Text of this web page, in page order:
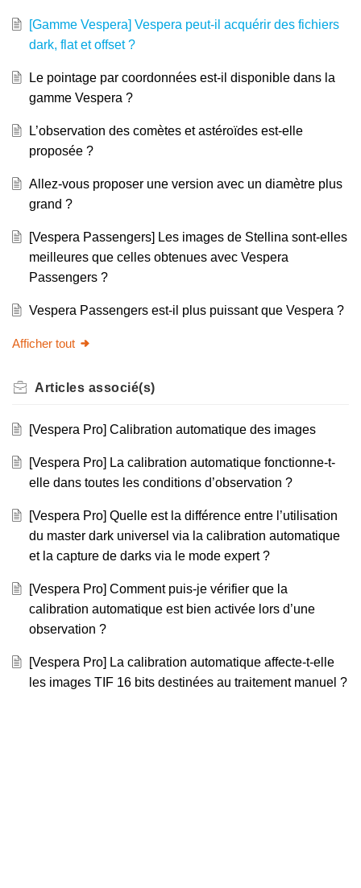
[Gamme Vespera] Vespera peut-il acquérir des fichiers
dark, flat et offset ?
Le pointage par coordonnées est-il disponible dans la
gamme Vespera ?
L’observation des comètes et astéroïdes est-elle
proposée ?
Allez-vous proposer une version avec un diamètre plus
grand ?
[Vespera Passengers] Les images de Stellina sont-elles
meilleures que celles obtenues avec Vespera
Passengers ?
Vespera Passengers est-il plus puissant que Vespera ?
Afficher tout
Articles associé(s)
[Vespera Pro] Calibration automatique des images
[Vespera Pro] La calibration automatique fonctionne-t-
elle dans toutes les conditions d’observation ?
[Vespera Pro] Quelle est la différence entre l’utilisation
du master dark universel via la calibration automatique
et la capture de darks via le mode expert ?
[Vespera Pro] Comment puis-je vérifier que la
calibration automatique est bien activée lors d’une
observation ?
[Vespera Pro] La calibration automatique affecte-t-elle
les images TIF 16 bits destinées au traitement manuel ?